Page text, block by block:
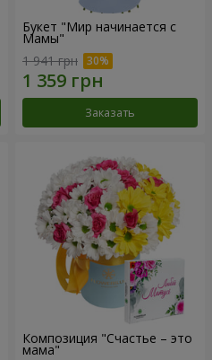
Букет "Мир начинается с
Мамы"
1 941 грн
Заказать
Композиция "Счастье – это
мама"